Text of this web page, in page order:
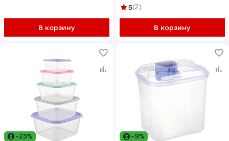
В корзину
5(2)
В корзину
-23% -9%